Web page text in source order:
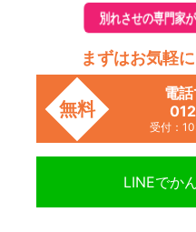
別れさせの専門家
まずはお気軽
無料
電
受付：
LINEでか